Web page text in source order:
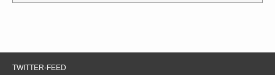
TWITTER-FEED